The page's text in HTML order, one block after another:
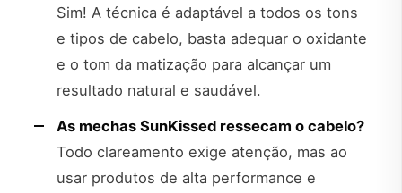
Sim! A técnica é adaptável a todos os tons
e tipos de cabelo, basta adequar o oxidante
e o tom da matização para alcançar um
resultado natural e saudável.
As mechas SunKissed ressecam o cabelo?
Todo clareamento exige atenção, mas ao
usar produtos de alta performance e